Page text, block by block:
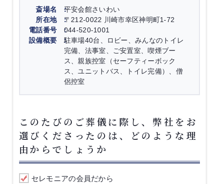
斎場名
平安会館さいわい
所在地
〒212-0022 川崎市幸区神明町1-72
電話番号
044-520-1001
設備概要
駐車場40台、ロビー、みんなのトイレ
完備、法事室、ご安置室、喫煙ブー
ス、親族控室（セーフティーボック
ス、ユニットバス、トイレ完備）、僧
侶控室
このたびのご葬儀に際し、弊社をお
選びくださったのは、どのような理
由からでしょうか
セレモニアの会員だから